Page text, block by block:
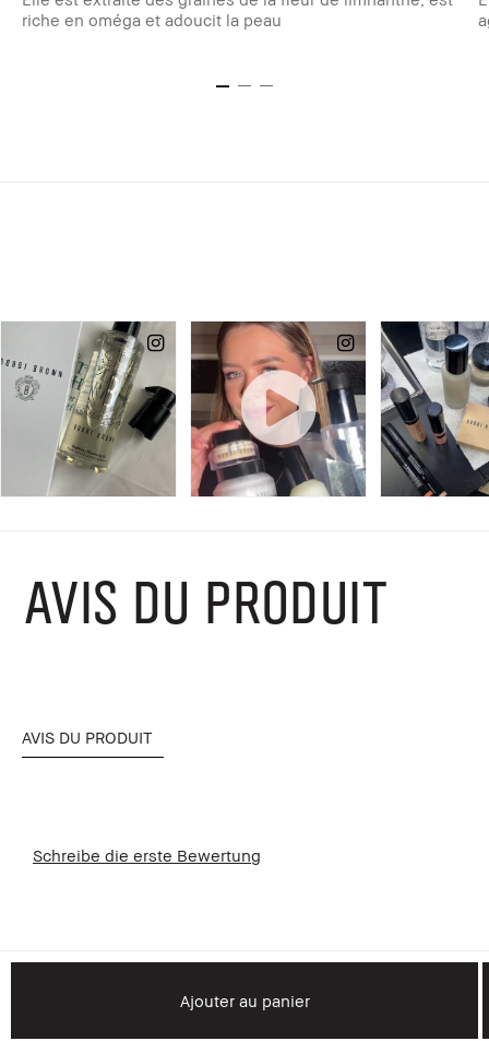
riche en oméga et adoucit la peau
AVIS DU PRODUIT
AVIS DU PRODUIT
Schreibe die erste Bewertung
Ajouter au panier